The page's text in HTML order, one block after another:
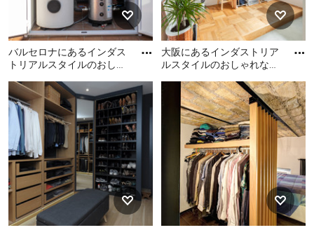
バルセロナにあるインダス
トリアルスタイルのおしゃ
(白いキャビネット、フラッ
ト
バルセロナにあるインダス
トリアルスタイルのおしゃ
れな収納・クローゼット (白
いキャビネット、フラット
パネル扉のキャビネット、
茶色い床) の写真
大阪にあるインダストリア
ルスタイルのおしゃれなウ
(オープンシェルフ、淡色木
大阪にあるインダストリア
ルスタイルのおしゃれなウ
ォークインクローゼット (オ
ープンシェルフ、淡色木目
調キャビネット、淡色無垢
フローリング、ベージュの
床) の写真